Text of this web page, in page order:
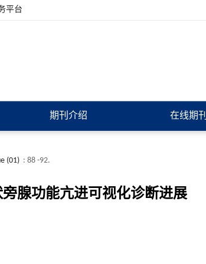
平台
期刊介绍 在线期刊
(01) : 88 -92.
腺功能亢进可视化诊断进展